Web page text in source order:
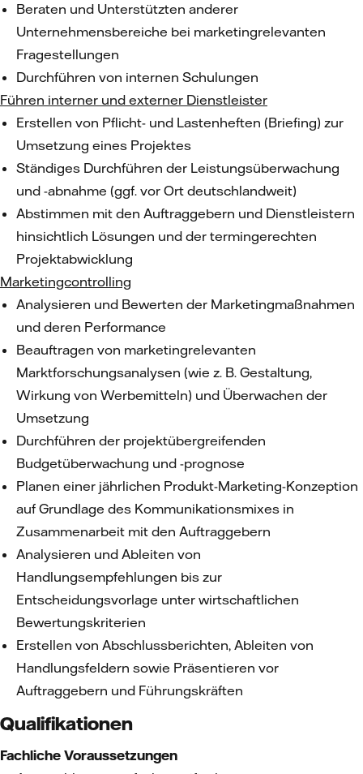
Beraten und Unterstützten anderer
Unternehmensbereiche bei marketingrelevanten
Fragestellungen
Durchführen von internen Schulungen
Führen interner und externer Dienstleister
Erstellen von Pflicht- und Lastenheften (Briefing) zur
Umsetzung eines Projektes
Ständiges Durchführen der Leistungsüberwachung
und -abnahme (ggf. vor Ort deutschlandweit)
Abstimmen mit den Auftraggebern und Dienstleistern
hinsichtlich Lösungen und der termingerechten
Projektabwicklung
Marketingcontrolling
Analysieren und Bewerten der Marketingmaßnahmen
und deren Performance
Beauftragen von marketingrelevanten
Marktforschungsanalysen (wie z. B. Gestaltung,
Wirkung von Werbemitteln) und Überwachen der
Umsetzung
Durchführen der projektübergreifenden
Budgetüberwachung und -prognose
Planen einer jährlichen Produkt-Marketing-Konzeption
auf Grundlage des Kommunikationsmixes in
Zusammenarbeit mit den Auftraggebern
Analysieren und Ableiten von
Handlungsempfehlungen bis zur
Entscheidungsvorlage unter wirtschaftlichen
Bewertungskriterien
Erstellen von Abschlussberichten, Ableiten von
Handlungsfeldern sowie Präsentieren vor
Auftraggebern und Führungskräften
Qualifikationen
Fachliche Voraussetzungen